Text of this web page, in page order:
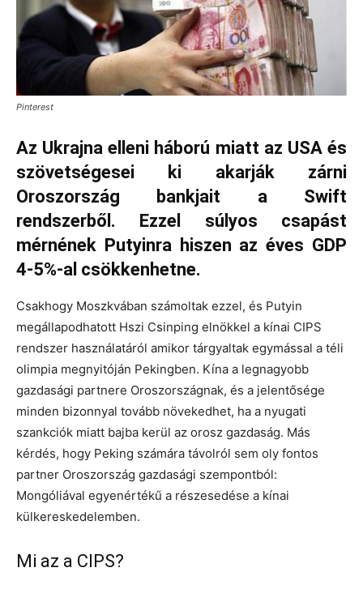
Pinterest
Az Ukrajna elleni háború miatt az USA és
szövetségesei ki akarják zárni
Oroszország bankjait a Swift
rendszerből. Ezzel súlyos csapást
mérnének Putyinra hiszen az éves GDP
4-5%-al csökkenhetne.
Csakhogy Moszkvában számoltak ezzel, és Putyin
megállapodhatott Hszi Csinping elnökkel a kínai CIPS
rendszer használatáról amikor tárgyaltak egymással a téli
olimpia megnyitóján Pekingben. Kína a legnagyobb
gazdasági partnere Oroszországnak, és a jelentősége
minden bizonnyal tovább növekedhet, ha a nyugati
szankciók miatt bajba kerül az orosz gazdaság. Más
kérdés, hogy Peking számára távolról sem oly fontos
partner Oroszország gazdasági szempontból:
Mongóliával egyenértékű a részesedése a kínai
külkereskedelemben.
Mi az a CIPS?